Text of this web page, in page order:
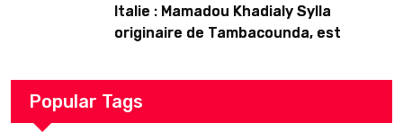
Italie : Mamadou Khadialy Sylla
originaire de Tambacounda, est
arrestation
Popular Tags